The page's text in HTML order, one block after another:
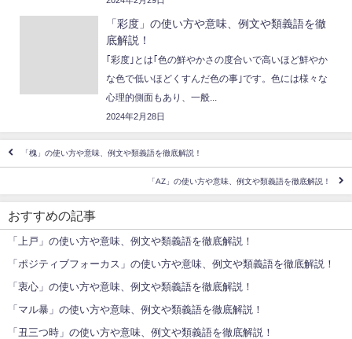
「彩度」の使い方や意味、例文や類義語を徹
底解説！
｢彩度｣とは｢色の鮮やかさの度合いで高いほど鮮やか
な色で低いほどくすんだ色の事｣です。色には様々な
心理的側面もあり、一般...
2024年2月28日
「槐」の使い方や意味、例文や類義語を徹底解説！
「AZ」の使い方や意味、例文や類義語を徹底解説！
おすすめの記事
「上戸」の使い方や意味、例文や類義語を徹底解説！
「ポジティブフォーカス」の使い方や意味、例文や類義語を徹底解説！
「衷心」の使い方や意味、例文や類義語を徹底解説！
「マル暴」の使い方や意味、例文や類義語を徹底解説！
「丑三つ時」の使い方や意味、例文や類義語を徹底解説！